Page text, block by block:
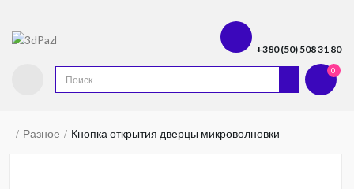
+380 (50) 508 31 80
0
Разное Кнопка открытия дверцы микроволновки